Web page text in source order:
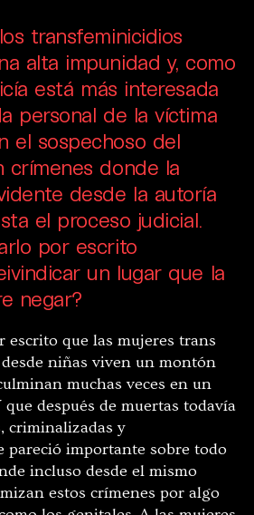
transfeminicidios
alta impunidad y, como
está más interesada
personal de la víctima
el sospechoso del
crímenes donde la
desde la autoría
el proceso judicial.
por escrito
un lugar que la
negar?
escrito que las mujeres trans
niñas viven un montón
muchas veces en un
después de muertas todavía
criminalizadas y
pareció importante sobre todo
incluso desde el mismo
estos crímenes por algo